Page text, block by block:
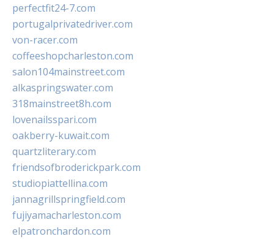
perfectfit24-7.com
portugalprivatedriver.com
von-racer.com
coffeeshopcharleston.com
salon104mainstreet.com
alkaspringswater.com
318mainstreet8h.com
lovenailsspari.com
oakberry-kuwait.com
quartzliterary.com
friendsofbroderickpark.com
studiopiattellina.com
jannagrillspringfield.com
fujiyamacharleston.com
elpatronchardon.com